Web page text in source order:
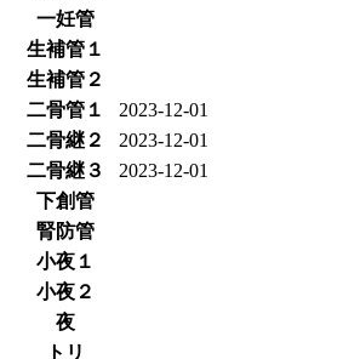
一妊管
生補管１
生補管２
二骨管１
2023-12-01
二骨継２
2023-12-01
二骨継３
2023-12-01
下創管
腎防管
小夜１
小夜２
夜
トリ